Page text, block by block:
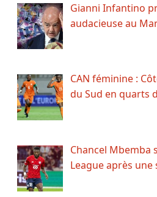
Gianni Infantino
audacieuse au
CAN féminine :
du Sud en quarts
Chancel Mbemba
League après une